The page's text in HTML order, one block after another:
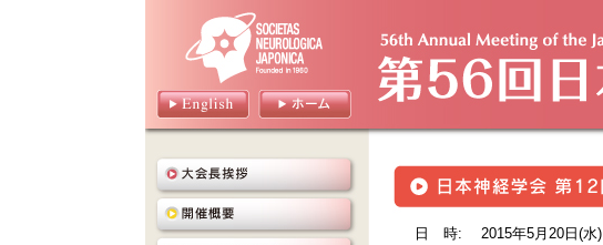
日 時: 2015年5月20日(水)